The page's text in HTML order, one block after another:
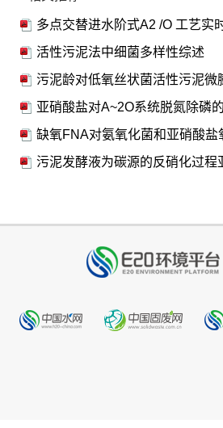
多点交替进水阶式A2 /O 工艺实
活性污泥法中细菌多样性综述
污泥龄对低氧丝状菌活性污泥微
亚硝酸盐对A~2O系统脱氮除磷
污泥发酵液为碳源的反硝化过程